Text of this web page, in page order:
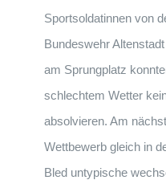
Sportsoldatinnen von
Bundeswehr
am Sprungplatz
schlechtem Wetter
absolvieren. Am
Wettbewerb gleich in
Bled untypische